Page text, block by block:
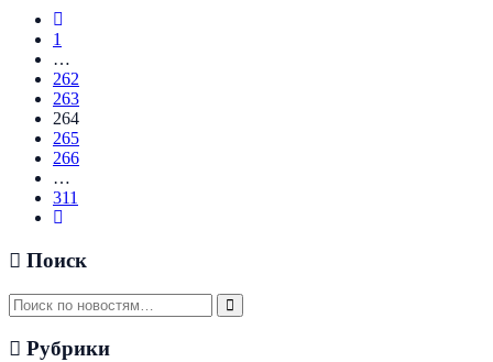
1
…
262
263
264
265
266
…
311
Поиск
Рубрики